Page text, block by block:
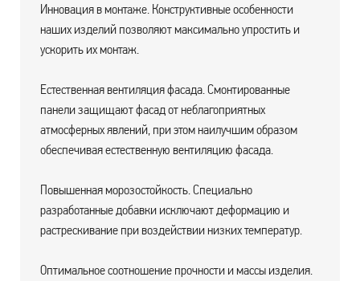
Инновация в монтаже. Конструктивные особенности
наших изделий позволяют максимально упростить и
ускорить их монтаж.
Естественная вентиляция фасада. Смонтированные
панели защищают фасад от неблагоприятных
атмосферных явлений, при этом наилучшим образом
обеспечивая естественную вентиляцию фасада.
Повышенная морозостойкость. Специально
разработанные добавки исключают деформацию и
растрескивание при воздействии низких температур.
Оптимальное соотношение прочности и массы изделия.